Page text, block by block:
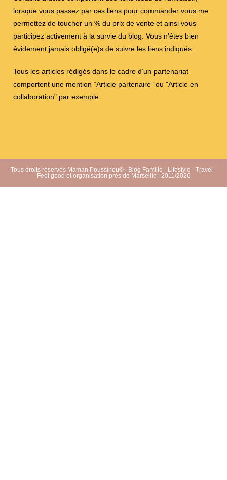
lorsque vous passez par ces liens pour commander vous me
permettez de toucher un % du prix de vente et ainsi vous
participez activement à la survie du blog. Vous n’êtes bien
évidement jamais obligé(e)s de suivre les liens indiqués.
Tous les articles rédigés dans le cadre d’un partenariat
comportent une mention “Article partenaire” ou "Article en
collaboration" par exemple.
Tous droits réservés Maman Poussinou© | Blog Famille - Lifestyle - Travel -
Feel good et organisation près de Marseille | 2011/2026